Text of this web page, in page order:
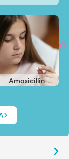
Amoxicillin